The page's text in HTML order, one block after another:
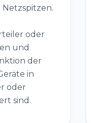
oder
und
der
in
oder
sind.